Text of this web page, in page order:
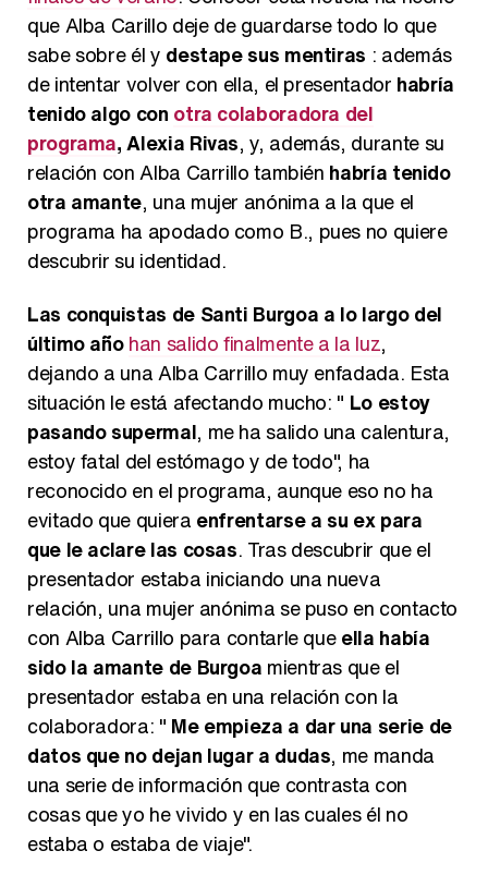
que Alba Carillo deje de guardarse todo lo que
sabe sobre él y destape sus mentiras : además
de intentar volver con ella, el presentador habría
tenido algo con otra colaboradora del
programa, Alexia Rivas, y, además, durante su
relación con Alba Carrillo también habría tenido
otra amante, una mujer anónima a la que el
programa ha apodado como B., pues no quiere
descubrir su identidad.
Las conquistas de Santi Burgoa a lo largo del
último año han salido finalmente a la luz,
dejando a una Alba Carrillo muy enfadada. Esta
situación le está afectando mucho: " Lo estoy
pasando supermal, me ha salido una calentura,
estoy fatal del estómago y de todo", ha
reconocido en el programa, aunque eso no ha
evitado que quiera enfrentarse a su ex para
que le aclare las cosas. Tras descubrir que el
presentador estaba iniciando una nueva
relación, una mujer anónima se puso en contacto
con Alba Carrillo para contarle queella había
sido la amante de Burgoa mientras que el
presentador estaba en una relación con la
colaboradora: " Me empieza a dar una serie de
datos que no dejan lugar a dudas, me manda
una serie de información que contrasta con
cosas que yo he vivido y en las cuales él no
estaba o estaba de viaje".